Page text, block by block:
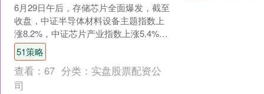
6月29日午后，存储芯片全面爆发，截至
收盘，中证半导体材料设备主题指数上
涨8.2%，中证芯片产业指数上涨5.4%，
上证科创板芯片指数上涨4.9%，上证科
创板芯片....
51策略
查看： 67 分类： 实盘股票配资公
司